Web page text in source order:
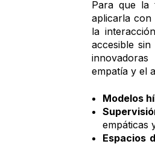
Para que la
aplicarla con
la
accesible sin
empatía y el
Modelos
empáticas
Espacios